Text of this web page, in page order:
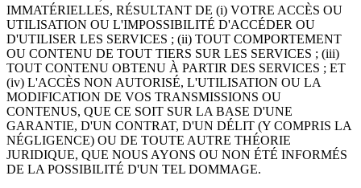
IMMATÉRIELLES, RÉSULTANT DE (i) VOTRE ACCÈS OU
UTILISATION OU L'IMPOSSIBILITÉ D'ACCÉDER OU
D'UTILISER LES SERVICES ; (ii) TOUT COMPORTEMENT
OU CONTENU DE TOUT TIERS SUR LES SERVICES ; (iii)
TOUT CONTENU OBTENU À PARTIR DES SERVICES ; ET
(iv) L'ACCÈS NON AUTORISÉ, L'UTILISATION OU LA
MODIFICATION DE VOS TRANSMISSIONS OU
CONTENUS, QUE CE SOIT SUR LA BASE D'UNE
GARANTIE, D'UN CONTRAT, D'UN DÉLIT (Y COMPRIS LA
NÉGLIGENCE) OU DE TOUTE AUTRE THÉORIE
JURIDIQUE, QUE NOUS AYONS OU NON ÉTÉ INFORMÉS
DE LA POSSIBILITÉ D'UN TEL DOMMAGE.